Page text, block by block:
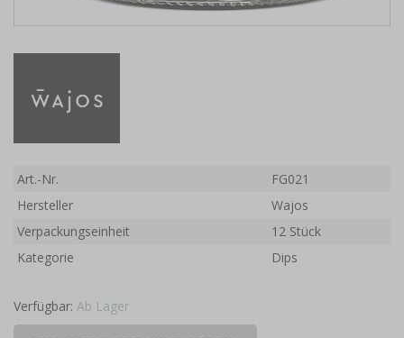
Art.-Nr.
FG021
Hersteller
Wajos
Verpackungseinheit
12 Stück
Kategorie
Dips
Verfügbar: Ab Lager